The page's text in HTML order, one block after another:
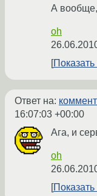
А вообще,
oh
Показать
Ответ на:
16:07:03 +00:00
Ага, и
oh
Показать